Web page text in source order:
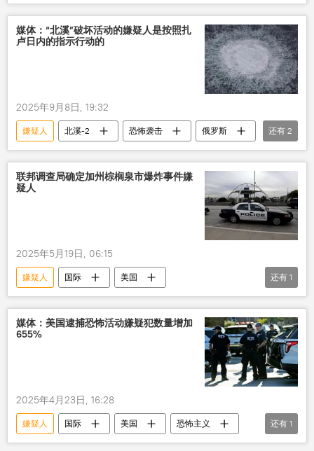
媒体：“北溪”破坏活动的嫌疑人是按照扎
卢日内的指示行动的
2025年9月8日, 19:32
嫌疑人 北溪-2 恐怖袭击
俄罗斯
乌克兰
德国
还有 2
联邦调查局确定加州棕榈泉市爆炸事件嫌
疑人
2025年5月19日, 06:15
嫌疑人 国际
美国
美国联邦调查局
爆炸
还有 1
媒体：美国逮捕恐怖活动嫌疑犯数量增加
655%
2025年4月23日, 16:28
嫌疑人 国际 美国
恐怖主义
移民政策
还有 1